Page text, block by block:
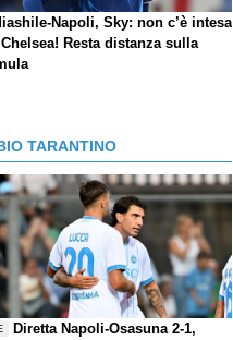
Napoli, Sky: non c’è intesa
Resta distanza sulla
TARANTINO
Diretta Napoli-Osasuna 2-1,